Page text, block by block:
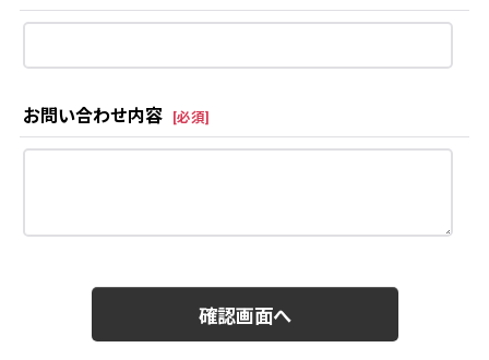
お問い合わせ内容 [必須]
確認画面へ